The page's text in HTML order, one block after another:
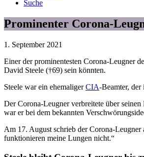
Suche
Prominenter Corona-
1. September 2021
Einer der prominentesten Corona-Leugner
David Steele (†69) sein könnten.
Steele war ein ehemaligerCIA-Beamter, der
Der Corona-Leugner verbreitete über
war er bei dem bekannten
Am 17. August schrieb der Corona-
funktionieren meine Lungen nicht.“